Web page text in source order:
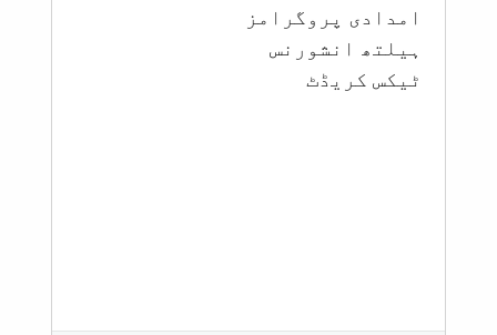
امدادی پروگرامز
‏ہیلتھ انشورنس
ٹیکس کریڈٹ